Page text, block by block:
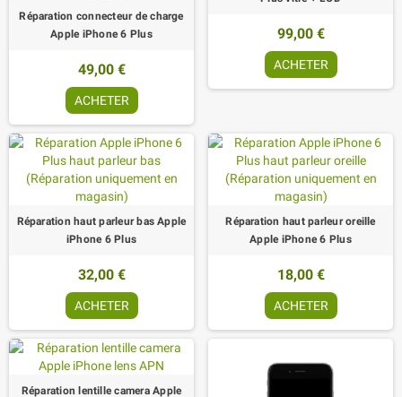
Réparation connecteur de charge
Apple iPhone 6 Plus
49,00 €
ACHETER
99,00 €
ACHETER
Réparation haut parleur bas Apple
iPhone 6 Plus
32,00 €
ACHETER
Réparation haut parleur oreille
Apple iPhone 6 Plus
18,00 €
ACHETER
Réparation lentille camera Apple